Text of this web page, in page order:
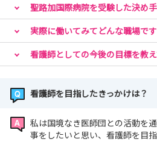
12月以降の見学会・説明会につ
り順次開始予定です。
皆様のご参加をお待ちしておりま
＊申し込み開始日までに日程が変
聖路加国際病院を受験した決め
実際に働いてみてどんな職場で
看護師としての今後の目標を教
看護師を目指したきっかけは？
私は国境なき医師団との活動を
事をしたいと思い、看護師を目指